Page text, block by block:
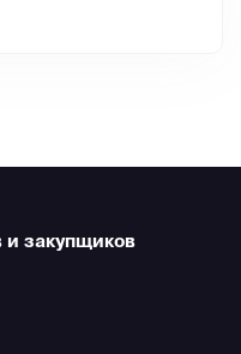
и закупщиков